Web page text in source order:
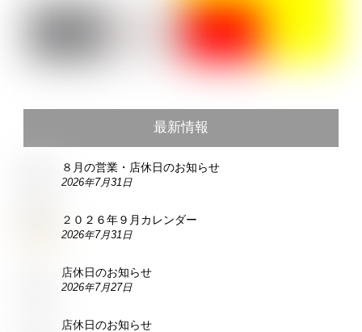
最新情報
８月の営業・店休日のお知らせ
2026年7月31日
２０２６年９月カレンダー
2026年7月31日
店休日のお知らせ
2026年7月27日
店休日のお知らせ